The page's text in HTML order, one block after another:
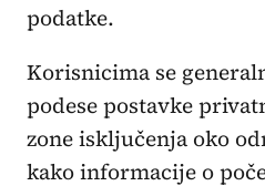
podatke.
Korisnicima se
podese postavke
zone isključenja oko
kako informacije o